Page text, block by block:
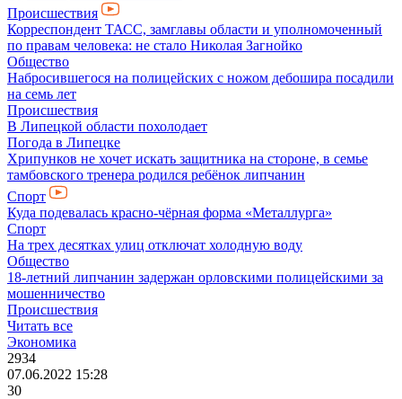
Происшествия
Корреспондент ТАСС, замглавы области и уполномоченный
по правам человека: не стало Николая Загнойко
Общество
Набросившегося на полицейских с ножом дебошира посадили
на семь лет
Происшествия
В Липецкой области похолодает
Погода в Липецке
Хрипунков не хочет искать защитника на стороне, в семье
тамбовского тренера родился ребёнок липчанин
Спорт
Куда подевалась красно-чёрная форма «Металлурга»
Спорт
На трех десятках улиц отключат холодную воду
Общество
18-летний липчанин задержан орловскими полицейскими за
мошенничество
Происшествия
Читать все
Экономика
2934
07.06.2022 15:28
30